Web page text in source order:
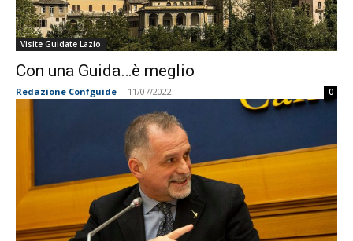
Visite Guidate Lazio
Con una Guida…è meglio
Redazione Confguide - 11/07/2022 0